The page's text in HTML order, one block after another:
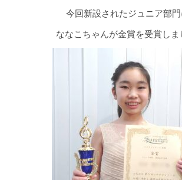
今回新設されたジュニア部
ななこちゃんが金賞を受賞しま